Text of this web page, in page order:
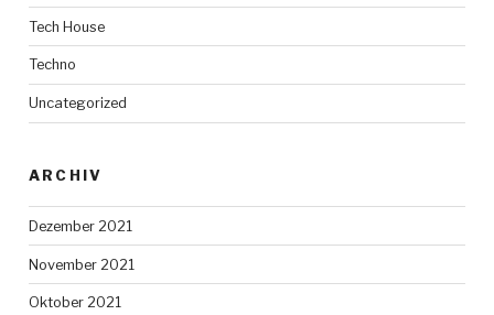
Tech House
Techno
Uncategorized
ARCHIV
Dezember 2021
November 2021
Oktober 2021